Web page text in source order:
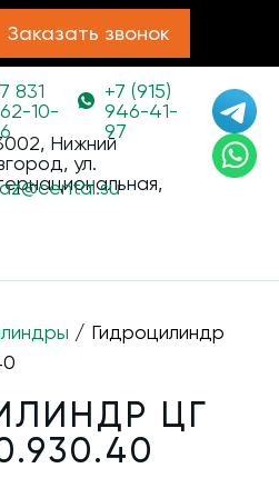
Заказать звонок
831
10-
+7 (915)
946-41-
97
Нижний
ул.
cental.su
/ Гидроцилиндр
ЦГ